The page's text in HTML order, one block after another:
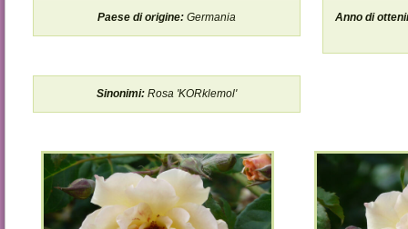
Paese di origine: Germania Anno di
Sinonimi: Rosa 'KORklemol'